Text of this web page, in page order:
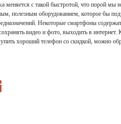
меняется с такой быстротой, что порой
полезным оборудованием, которое бы
Некоторые смартфоны
видео и фото, выходить в
хороший телефон со скидкой, можно